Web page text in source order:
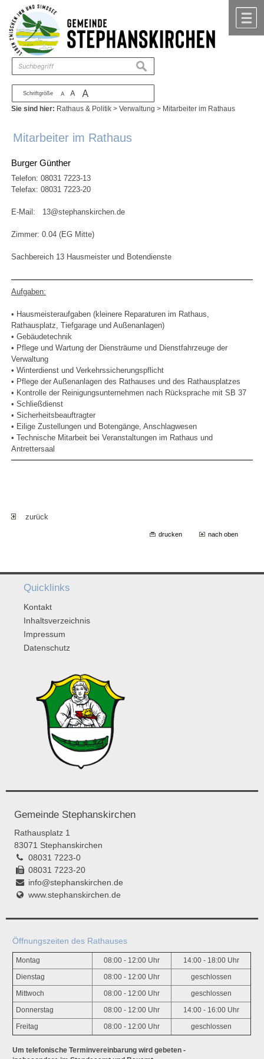
Zum Inhalt ,zur Navigation
Schriftgröße A A A
suchen
Sie sind hier: Rathaus & Politik >Verwaltung > Mitarbeiter im Rathaus
Mitarbeiter im Rathaus
Burger Günther
Telefon:08031 7223-13
Telefax: 08031 7223-20
E-Mail: 13@stephanskirchen.de
Zimmer: 0.04 (EG Mitte)
Sachbereich 13 Hausmeister und Botendienste
Aufgaben:
• Hausmeisteraufgaben (kleinere Reparaturen im Rathaus,
Rathausplatz, Tiefgarage und Außenanlagen)
• Gebäudetechnik
• Pflege und Wartung der Diensträume und Dienstfahrzeuge der
Verwaltung
• Winterdienst und Verkehrssicherungspflicht
• Pflege der Außenanlagen des Rathauses und des Rathausplatzes
• Kontrolle der Reinigungsunternehmen nach Rücksprache mit SB 37
• Schließdienst
• Sicherheitsbeauftragter
• Eilige Zustellungen und Botengänge, Anschlagwesen
• Technische Mitarbeit bei Veranstaltungen im Rathaus und
Antrettersaal
zurück
drucken nach oben
Quicklinks
Kontakt
Inhaltsverzeichnis
Impressum
Datenschutz
Gemeinde Stephanskirchen
Rathausplatz 1
83071 Stephanskirchen
08031 7223-0
08031 7223-20
info@stephanskirchen.de
www.stephanskirchen.de
Öffnungszeiten des Rathauses
Montag 08:00 - 12:00 Uhr 14:00 - 18:00 Uhr
Dienstag 08:00 - 12:00 Uhr geschlossen
Mittwoch 08:00 - 12:00 Uhr geschlossen
Donnerstag 08:00 - 12:00 Uhr 14:00 - 16:00 Uhr
Freitag 08:00 - 12:00 Uhr geschlossen
Um telefonische Terminvereinbarung wird gebeten -